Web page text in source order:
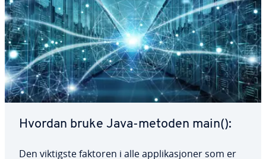
Hvordan bruke Java-metoden main():
Den viktigste faktoren i alle applikasjoner som er